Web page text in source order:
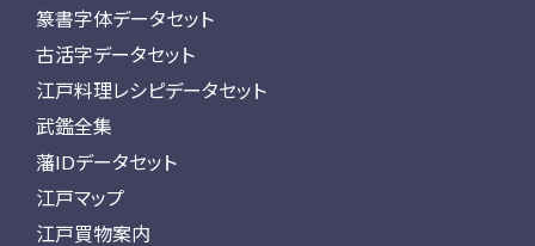
篆書字体データセット
古活字データセット
江戸料理レシピデータセット
武鑑全集
藩IDデータセット
江戸マップ
江戸買物案内